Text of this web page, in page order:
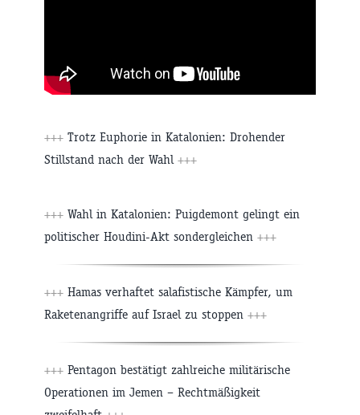
+++ Trotz Euphorie in Katalonien: Drohender
Stillstand nach der Wahl +++
+++ Wahl in Katalonien: Puigdemont gelingt ein
politischer Houdini-Akt sondergleichen +++
+++ Hamas verhaftet salafistische Kämpfer, um
Raketenangriffe auf Israel zu stoppen +++
+++ Pentagon bestätigt zahlreiche militärische
Operationen im Jemen – Rechtmäßigkeit